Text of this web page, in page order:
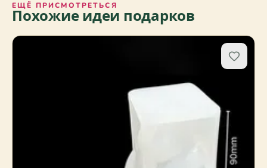
ЕЩЁ ПРИСМОТРЕТЬСЯ
Похожие идеи подарков